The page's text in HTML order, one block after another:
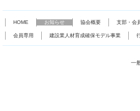
HOME お知らせ 協会概要 支部・会
会員専用 建設業人材育成確保モデル事業
一